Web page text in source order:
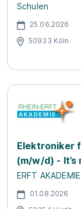
Schulen
25.06.2026
50933 Köln
Elektroniker
(m/w/d) -
ERFT
01.08.2026